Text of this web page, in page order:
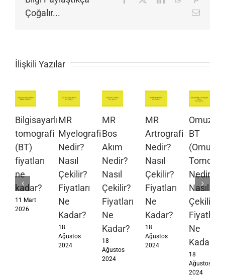
Çoğalır...
E-
İlişkili Yazılar
Bilgisayarlı
tomografi
(BT)
fiyatları
ne
kadar?
11 Mart
2026
MR
Myelografi
Nedir?
Nasıl
Çekilir?
Fiyatları
Ne
Kadar?
18
Ağustos
2024
MR
Bos
Akım
Nedir?
Nasıl
Çekilir?
Fiyatları
Ne
Kadar?
18
Ağustos
2024
MR
Artrografi
Nedir?
Nasıl
Çekilir?
Fiyatları
Ne
Kadar?
18
Ağustos
2024
Omuz
BT
(Omuz
Nedir?
Nasıl
Çekilir?
Fiyatları
Ne
Kadar?
18
Ağustos
2024